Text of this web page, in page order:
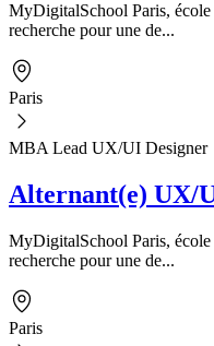
MyDigitalSchool Paris, école
recherche pour une de...
Paris
MBA Lead UX/UI Designer
Alternant(e) UX/
MyDigitalSchool Paris, école
recherche pour une de...
Paris